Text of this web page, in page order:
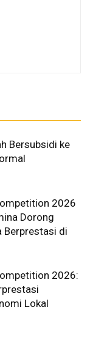
Bersubsidi ke
2026
Dorong
Berprestasi di
2026:
Lokal